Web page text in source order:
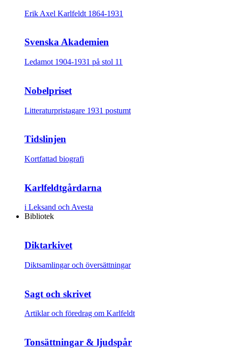
Erik Axel Karlfeldt 1864-1931
Svenska Akademien
Ledamot 1904-1931 på stol 11
Nobelpriset
Litteraturpristagare 1931 postumt
Tidslinjen
Kortfattad biografi
Karlfeldtgårdarna
i Leksand och Avesta
Bibliotek
Diktarkivet
Diktsamlingar och översättningar
Sagt och skrivet
Artiklar och föredrag om Karlfeldt
Tonsättningar & ljudspår